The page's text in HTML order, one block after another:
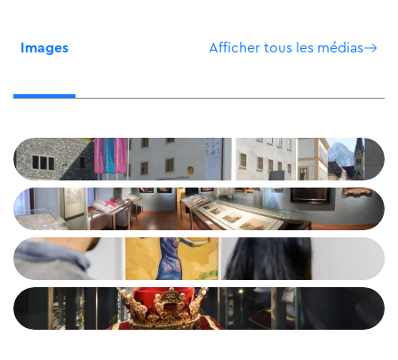
Images Afficher tous les médias